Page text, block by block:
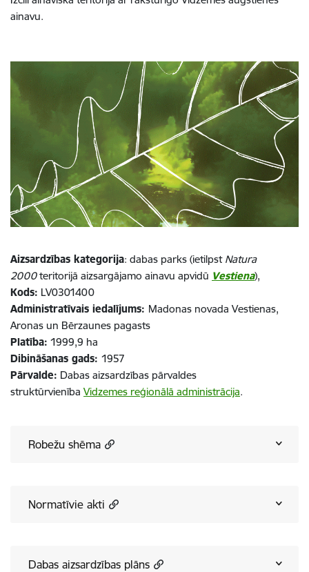
ainavu.
Aizsardzības kategorija: dabas parks (ietilpstNatura
2000teritorijā aizsargājamo ainavu apvidū Vestiena),
Kods: LV0301400
Administratīvais iedalījums: Madonas novada Vestienas,
Aronas un Bērzaunes pagasts
Platība: 1999,9 ha
Dibināšanas gads: 1957
Pārvalde: Dabas aizsardzības pārvaldes
struktūrvienība Vidzemes reģionālā administrācija.
Robežu shēma
Normatīvie akti
Dabas aizsardzības plāns